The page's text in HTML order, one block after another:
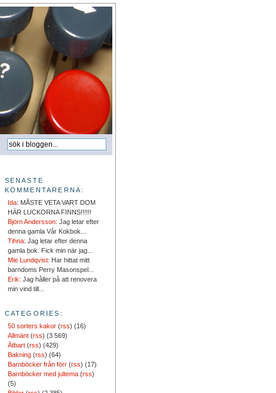
SENASTE
KOMMENTARERNA:
Ida: MÅSTE VETA VART DOM
HÄR LUCKORNA FINNS!!!!!!
Björn Andersson: Jag letar efter
denna gamla Vår Kokbok...
Tihna: Jag letar efter denna
gamla bok. Fick min när jag...
Mie Lundqvist: Har hittat mitt
barndoms Perry Masonspel...
Erik: Jag håller på att renovera
min vind till...
CATEGORIES:
50 sorters kakor(rss) (16)
Allmänt(rss) (3 569)
Ätbart(rss) (429)
Bakning(rss) (64)
Barnböcker från förr(rss) (17)
Barnböcker med jultema(rss)
(5)